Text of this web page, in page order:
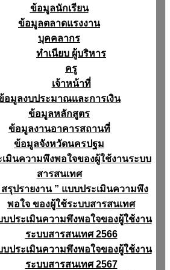
ข้อมูลนักเรียน
ข้อมูลตลาดแรงงาน
บุคคลากร
ทำเนียบ ผู้บริหาร
ครู
เจ้าหน้าที่
อมูลงบประมาณเเละการเงิน
ข้อมูลหลักสูตร
ข้อมูลงานอาคารสถานที่
ข้อมูลจังหวัดนครปฐม
เมินความพึงพอใจของผู้ใช้งานระบบ
สารสนเทศ
สรุปรายงาน ” แบบประเมินความพึง
พอใจ ของผู้ใช้ระบบสารสนเทศ
บประเมินความพึงพอใจของผู้ใช้งาน
ระบบสารสนเทศ 2566
บประเมินความพึงพอใจของผู้ใช้งาน
ระบบสารสนเทศ 2567